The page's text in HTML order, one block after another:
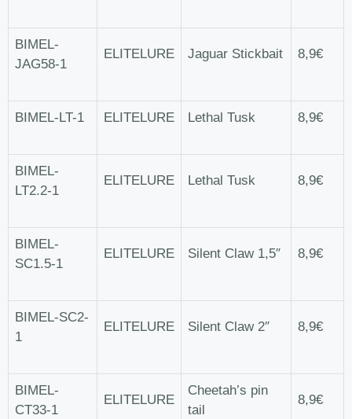
BIMEL-
JAG58-1
ELITELURE Jaguar Stickbait 8,9€
BIMEL-LT-1 ELITELURE Lethal Tusk 8,9€
BIMEL-
LT2.2-1
ELITELURE Lethal Tusk 8,9€
BIMEL-
SC1.5-1
ELITELURE Silent Claw 1,5″ 8,9€
BIMEL-SC2-
1
ELITELURE Silent Claw 2″ 8,9€
BIMEL-
CT33-1
ELITELURE
Cheetah’s pin
tail
8,9€